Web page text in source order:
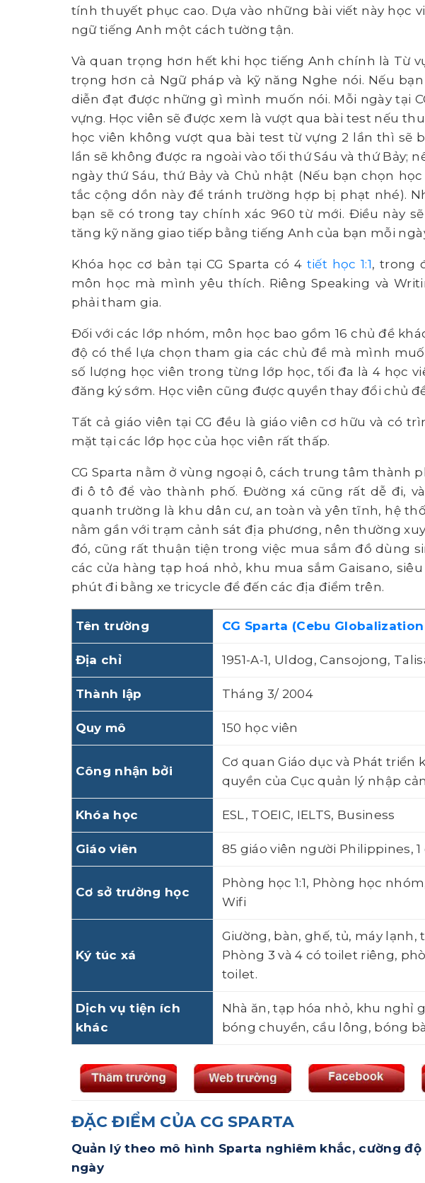
tính thuyết phục cao. Dựa vào những bài viết này học
ngữ tiếng Anh một cách tường tận.
Và quan trọng hơn hết khi học tiếng Anh chính là Từ
trọng hơn cả Ngữ pháp và kỹ năng Nghe nói. Nếu
diễn đạt được những gì mình muốn nói. Mỗi ngày tại
vựng. Học viên sẽ được xem là vượt qua bài test nếu
học viên không vượt qua bài test từ vựng 2 lần thì sẽ
lần sẽ không được ra ngoài vào tối thứ Sáu và thứ Bảy;
ngày thứ Sáu, thứ Bảy và Chủ nhật (Nếu bạn chọn
tắc cộng dồn này để tránh trường hợp bị phạt nhé).
bạn sẽ có trong tay chính xác 960 từ mới. Điều này
tăng kỹ năng giao tiếp bằng tiếng Anh của bạn mỗi
Khóa học cơ bản tại CG Sparta có 4 tiết học 1:1, trong
môn học mà mình yêu thích. Riêng Speaking và
phải tham gia.
Đối với các lớp nhóm, môn học bao gồm 16 chủ đề
độ có thể lựa chọn tham gia các chủ đề mà mình
số lượng học viên trong từng lớp học, tối đa là 4 học
đăng ký sớm. Học viên cũng được quyền thay đổi chủ
Tất cả giáo viên tại CG đều là giáo viên cơ hữu và có
mặt tại các lớp học của học viên rất thấp.
CG Sparta nằm ở vùng ngoại ô, cách trung tâm thành
đi ô tô để vào thành phố. Đường xá cũng rất dễ đi,
quanh trường là khu dân cư, an toàn và yên tĩnh, hệ
nằm gần với trạm cảnh sát địa phương, nên thường
đó, cũng rất thuận tiện trong việc mua sắm đồ dùng
các cửa hàng tạp hoá nhỏ, khu mua sắm Gaisano,
phút đi bằng xe tricycle để đến các địa điểm trên.
Tên trường CG Sparta (Cebu Globalization
Địa chỉ 1951-A-1, Uldog, Cansojong,
Thành lập Tháng 3/ 2004
Quy mô 150 học viên
Công nhận bởi
Cơ quan Giáo dục và Phát triển
quyền của Cục quản lý nhập
Khóa học ESL, TOEIC, IELTS, Business
Giáo viên 85 giáo viên người Philippines, 1
Cơ sở trường học
Phòng học 1:1, Phòng học
Wifi
Ký túc xá
Giường, bàn, ghế, tủ, máy
Phòng 3 và 4 có toilet riêng,
toilet.
Dịch vụ tiện ích
khác
Nhà ăn, tạp hóa nhỏ, khu nghỉ
bóng chuyền, cầu lông, bóng
ĐẶC ĐIỂM CỦA CG SPARTA
Quản lý theo mô hình Sparta nghiêm khắc, cường
ngày